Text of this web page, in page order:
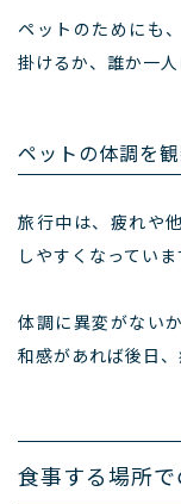
ペットのためにも
掛けるか、誰か一
ペットの体調を
旅行中は、疲れや
しやすくなっていま
体調に異変がない
和感があれば後日、
食事する場所